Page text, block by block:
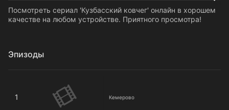
Посмотреть сериал 'Кузбасский ковчег' онлайн в хорошем
качестве на любом устройстве. Приятного просмотра!
Эпизоды
1 Кемерово